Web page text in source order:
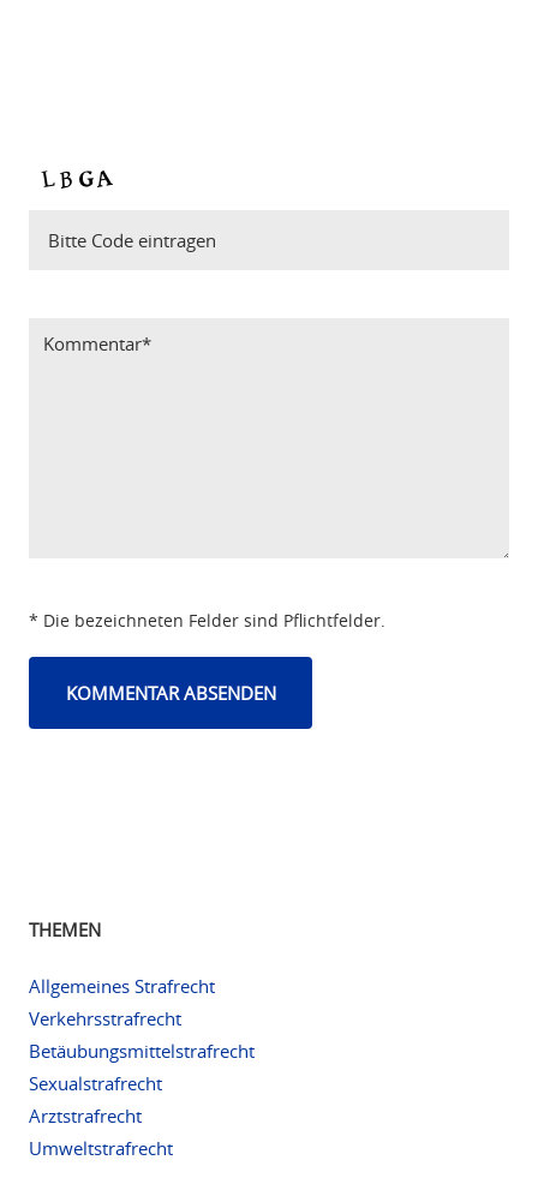
* Die bezeichneten Felder sind Pflichtfelder.
THEMEN
Allgemeines Strafrecht
Verkehrsstrafrecht
Betäubungsmittelstrafrecht
Sexualstrafrecht
Arztstrafrecht
Umweltstrafrecht